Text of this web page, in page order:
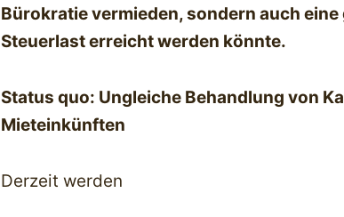
Bürokratie vermieden, sondern auch
Steuerlast erreicht werden könnte.
Status quo: Ungleiche Behandlung von
Mieteinkünften
Derzeit werden